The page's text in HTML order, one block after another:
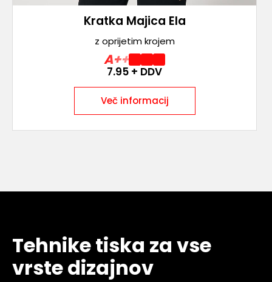
Kratka Majica Ela
z oprijetim krojem
A++
7.95 + DDV
Več informacij
Tehnike tiska za vse
vrste dizajnov